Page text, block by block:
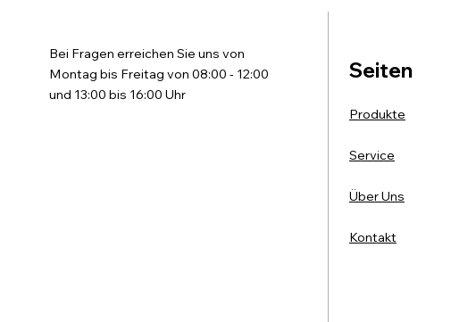
Bei Fragen erreichen Sie uns von
Montag bis Freitag von 08:00 - 12:00
und 13:00 bis 16:00 Uhr
Seiten
Produkte
Service
Über Uns
Kontakt